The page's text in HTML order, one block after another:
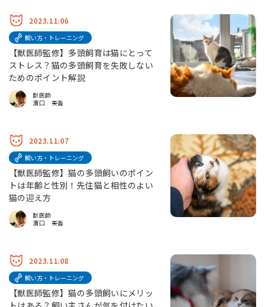
2023.11.06
飼い方・トレーニング
【獣医師監修】多頭飼育は猫にとって
ストレス？猫の多頭飼育を失敗しない
ためのポイント解説
獣医師
濵口 美香
2023.11.07
飼い方・トレーニング
【獣医師監修】猫の多頭飼いのポイン
トは年齢と性別！先住猫と相性のよい
猫の迎え方
獣医師
濵口 美香
2023.11.08
飼い方・トレーニング
【獣医師監修】猫の多頭飼いにメリッ